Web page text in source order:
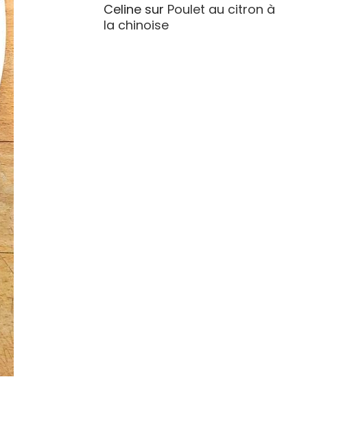
Celinesur Poulet au citron à
la chinoise